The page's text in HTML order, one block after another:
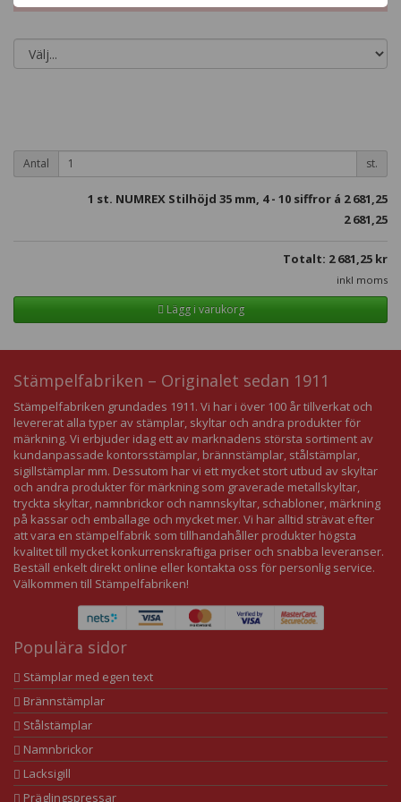
Antal st.
1 st. NUMREX Stilhöjd 35 mm, 4 - 10 siffror á 2 681,25
2 681,25
Totalt: 2 681,25 kr
inkl moms
Lägg i varukorg
Stämpelfabriken – Originalet sedan 1911
Stämpelfabriken grundades 1911. Vi har i över 100 år tillverkat och
levererat alla typer av stämplar, skyltar och andra produkter för
märkning. Vi erbjuder idag ett av marknadens största sortiment av
kundanpassade kontorsstämplar, brännstämplar, stålstämplar,
sigillstämplar mm. Dessutom har vi ett mycket stort utbud av skyltar
och andra produkter för märkning som graverade metallskyltar,
tryckta skyltar, namnbrickor och namnskyltar, schabloner, märkning
på kassar och emballage och mycket mer. Vi har alltid strävat efter
att vara en stämpelfabrik som tillhandahåller produkter högsta
kvalitet till mycket konkurrenskraftiga priser och snabba leveranser.
Beställ enkelt direkt online eller kontakta oss för personlig service.
Välkommen till Stämpelfabriken!
Populära sidor
Stämplar med egen text
Brännstämplar
Stålstämplar
Namnbrickor
Lacksigill
Präglingspressar